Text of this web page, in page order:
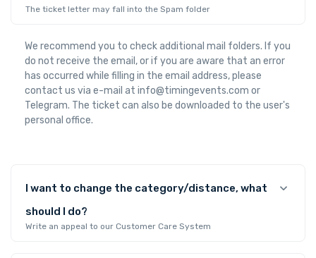
The ticket letter may fall into the Spam folder
We recommend you to check additional mail folders. If you
do not receive the email, or if you are aware that an error
has occurred while filling in the email address, please
contact us via e-mail at info@timingevents.com or
Telegram. The ticket can also be downloaded to the user's
personal office.
I want to change the category/distance, what
should I do?
Write an appeal to our Customer Care System